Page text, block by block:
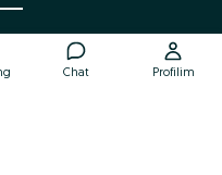
Chat Profilim